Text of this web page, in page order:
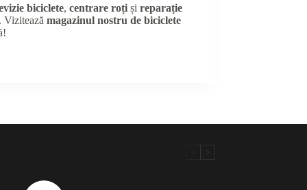
biciclete, centrare roți și reparație
Vizitează magazinul nostru de biciclete